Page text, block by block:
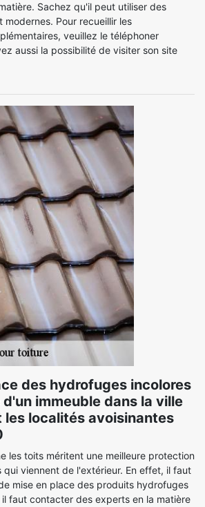
Sachez qu'il peut utiliser des
modernes. Pour recueillir les
veuillez le téléphoner
aussi la possibilité de visiter son site
des hydrofuges incolores
immeuble dans la ville
les localités avoisinantes
les toits méritent une meilleure protection
qui viennent de l'extérieur. En effet, il faut
mise en place des produits hydrofuges
il faut contacter des experts en la matière